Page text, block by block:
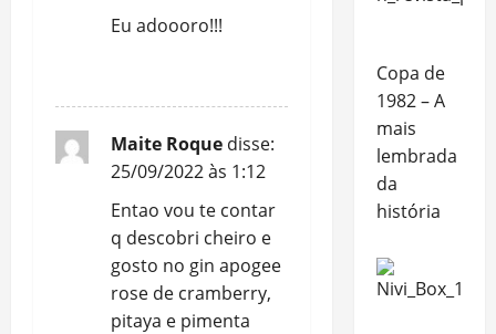
o
n
Eu adoooro!!!
Maite Roque disse:
25/09/2022 às 1:12
Entao vou te contar
q descobri cheiro e
gosto no gin apogee
rose de cramberry,
pitaya e pimenta
Copa de
1982 – A
mais
lembrada
da
história